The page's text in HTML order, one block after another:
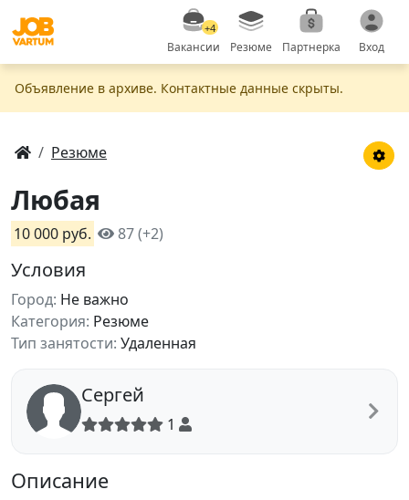
+4
Вакансии Резюме Партнерка Вход
Объявление в apxивe. Контактные данные скрыты.
Резюме
Любая
10 000 руб. 87 (+2)
Условия
Город: Не важно
Категория: Резюме
Тип занятости: Удаленная
Сергей
1
Описание